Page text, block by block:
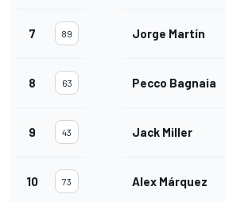
7 89 Jorge Martín
8 63 Pecco Bagnaia
9 43 Jack Miller
10 73 Alex Márquez